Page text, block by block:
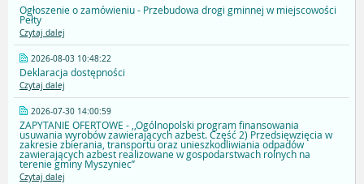
Ogłoszenie o zamówieniu - Przebudowa drogi gminnej w miejscowości
Pełty
Czytaj dalej
2026-08-03 10:48:22
Deklaracja dostępności
Czytaj dalej
2026-07-30 14:00:59
ZAPYTANIE OFERTOWE - ,,Ogólnopolski program finansowania
usuwania wyrobów zawierających azbest. Część 2) Przedsięwzięcia w
zakresie zbierania, transportu oraz unieszkodliwiania odpadów
zawierających azbest realizowane w gospodarstwach rolnych na
terenie gminy Myszyniec’’
Czytaj dalej